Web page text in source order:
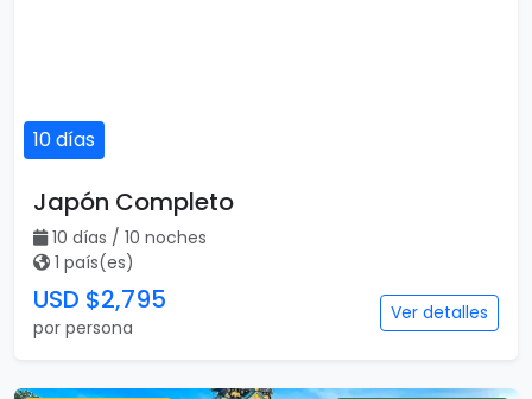
10 días
Japón Completo
10 días / 10 noches
1 país(es)
USD $2,795
por persona
Ver detalles